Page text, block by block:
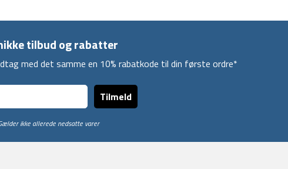
tilbud og rabatter
med det samme en 10% rabatkode til din første ordre*
Tilmeld
ikke allerede nedsatte varer